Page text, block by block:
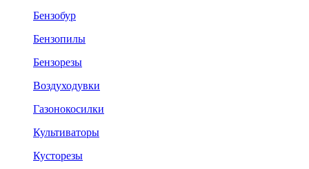
Бензобур
Бензопилы
Бензорезы
Воздуходувки
Газонокосилки
Культиваторы
Кусторезы